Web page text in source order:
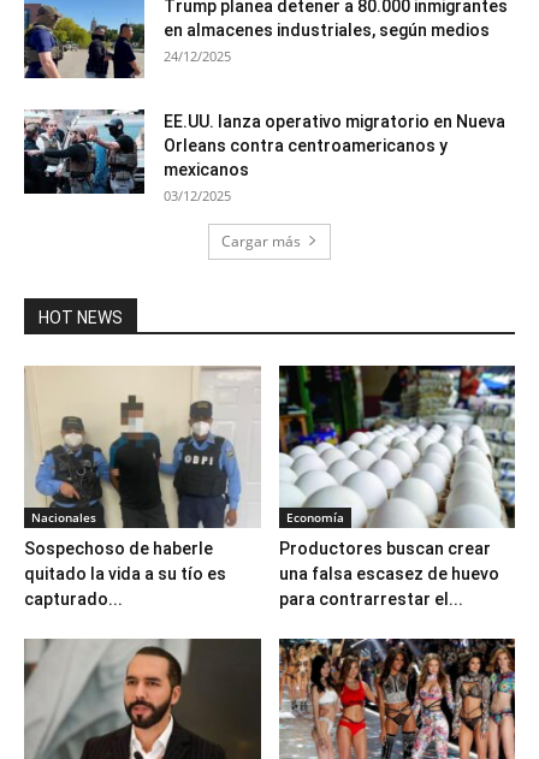
Trump planea detener a 80.000 inmigrantes
en almacenes industriales, según medios
24/12/2025
EE.UU. lanza operativo migratorio en Nueva
Orleans contra centroamericanos y
mexicanos
03/12/2025
Cargar más
HOT NEWS
Nacionales
Sospechoso de haberle
quitado la vida a su tío es
capturado...
Economía
Productores buscan crear
una falsa escasez de huevo
para contrarrestar el...